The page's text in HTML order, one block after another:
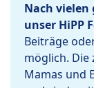
Nach vielen
unser HiPP
Beiträge
möglich. Die
Mamas und